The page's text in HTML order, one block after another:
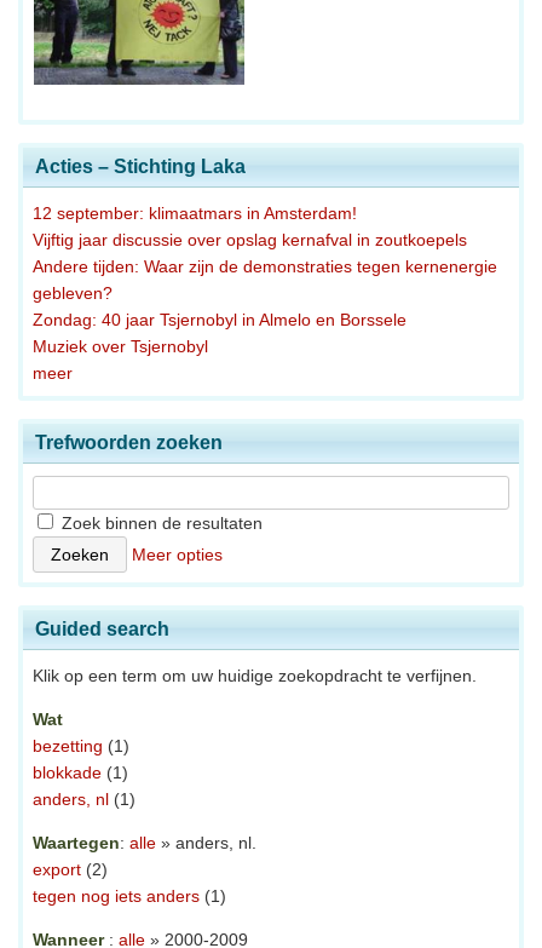
Acties – Stichting Laka
12 september: klimaatmars in Amsterdam!
Vijftig jaar discussie over opslag kernafval in zoutkoepels
Andere tijden: Waar zijn de demonstraties tegen kernenergie
gebleven?
Zondag: 40 jaar Tsjernobyl in Almelo en Borssele
Muziek over Tsjernobyl
meer
Trefwoorden zoeken
Zoek binnen de resultaten
Meer opties
Guided search
Klik op een term om uw huidige zoekopdracht te verfijnen.
Wat
bezetting (1)
blokkade (1)
anders, nl (1)
Waartegen: alle » anders, nl.
export (2)
tegen nog iets anders (1)
Wanneer : alle » 2000-2009